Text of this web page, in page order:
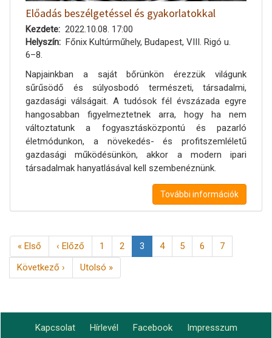
Előadás beszélgetéssel és gyakorlatokkal
Kezdete
2022.10.08. 17:00
Helyszín
Főnix Kultúrműhely, Budapest, VIII. Rigó u.
6–8.
Napjainkban a saját bőrünkön érezzük világunk
sűrűsödő és súlyosbodó természeti, társadalmi,
gazdasági válságait. A tudósok fél évszázada egyre
hangosabban figyelmeztetnek arra, hogy ha nem
változtatunk a fogyasztásközpontú és pazarló
életmódunkon, a növekedés- és profitszemléletű
gazdasági működésünkön, akkor a modern ipari
társadalmak hanyatlásával kell szembenéznünk.
További információk
Oldalszámozás
Első
oldal
« Első
Előző
oldal
‹ Előző Page
1 Page
2
Jelenlegi
oldal
3 Page
4 Page
5 Page
6 Page
7
Következő
oldal
Következő ›
Utolsó
oldal
Utolsó »
Kapcsolat Hírlevél Facebook Impresszum